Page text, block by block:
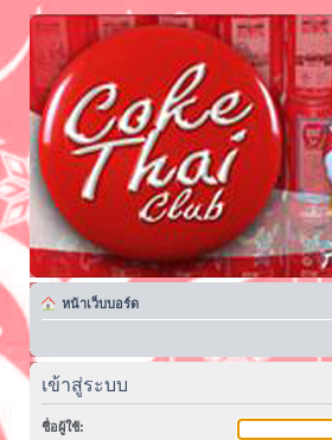
หน้าเว็บบอร์ด
เข้าสู่ระบบ
ชื่อผู้ใช้: